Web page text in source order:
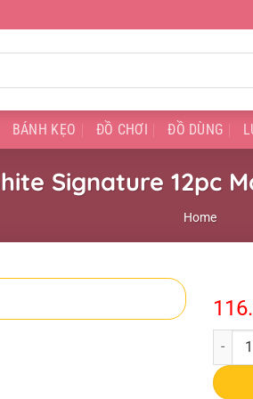
BÁNH KẸO ĐỒ CHƠI ĐỒ DÙNG
Signature 12pc
Home
Hộp